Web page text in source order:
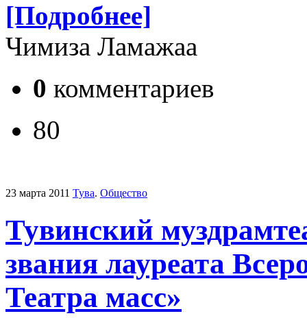
[Подробнее]
Чимиза Ламажаа
0 комментариев
80
23 марта 2011 Тува. Общество
Тувинский
звания лауреата
Театра масс»